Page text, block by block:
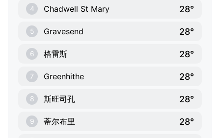
4 Chadwell St Mary 28°
5 Gravesend 28°
6 格雷斯 28°
7 Greenhithe 28°
8 斯旺司孔 28°
9 蒂尔布里 28°